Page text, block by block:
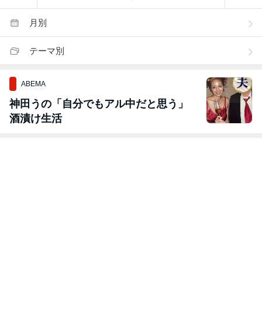
月別
テーマ別
ABEMA
神田うの「自分でもアル中だと思う」
酒漬け生活